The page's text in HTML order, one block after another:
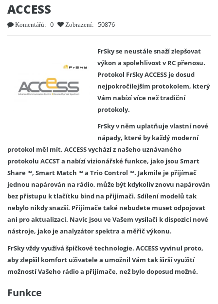
ACCESS
Komentářů: 0 Zobrazení: 50876
FrSky se neustále snaží zlepšovat
výkon a spolehlivost v RC přenosu.
Protokol FrSky ACCESS je dosud
nejpokročilejším protokolem, který
Vám nabízí více než tradiční
protokoly.
FrSky v něm uplatňuje vlastní nové
nápady, které by každý moderní
protokol měl mít. ACCESS vychází z našeho uznávaného
protokolu ACCST a nabízí vizionářské funkce, jako jsou Smart
Share ™, Smart Match ™ a Trio Control ™. Jakmile je přijímač
jednou napárován na rádio, může být kdykoliv znovu napárován
bez přístupu k tlačítku bind na přijímači. Sdílení modelů tak
nebylo nikdy snazší. Přijímače také nebudete muset odpojovat
ani pro aktualizaci. Navíc jsou ve Vašem vysílači k dispozici nové
nástroje, jako je analyzátor spektra a měřič výkonu.
FrSky vždy využívá špičkové technologie. ACCESS vyvinul proto,
aby zlepšil komfort uživatele a umožnil Vám tak širší využití
možností Vašeho rádio a přijímače, než bylo doposud možné.
Funkce